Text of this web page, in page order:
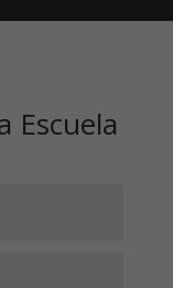
Escuela